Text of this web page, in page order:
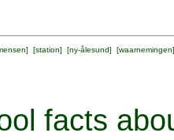
] [station] [ny-ålesund] [waarnemingen
facts